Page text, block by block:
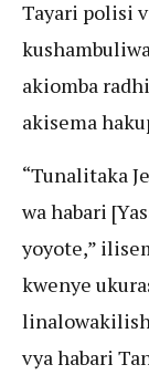
Tayari polisi
akiomba
akisema
“Tunalitaka
wa habari
yoyote,”
kwenye
vya habari